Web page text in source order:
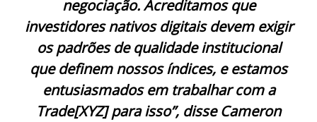
negociação. Acreditamos que
investidores nativos digitais devem exigir
os padrões de qualidade institucional
que definem nossos índices, e estamos
entusiasmados em trabalhar com a
Trade[XYZ] para isso”, disse Cameron